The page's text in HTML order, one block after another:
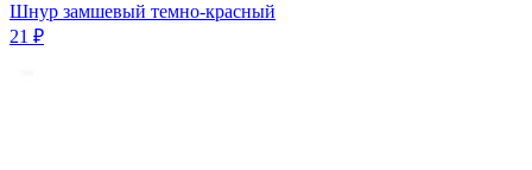
Шнур замшевый темно-красный
21 ₽